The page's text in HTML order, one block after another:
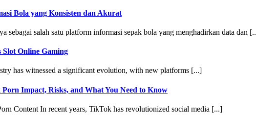
Bola yang Konsisten dan Akurat
sebagai salah satu platform informasi sepak bola yang menghadirkan data dan
Slot Online Gaming
has witnessed a significant evolution, with new platforms [...]
Impact, Risks, and What You Need to Know
Content In recent years, TikTok has revolutionized social media [...]